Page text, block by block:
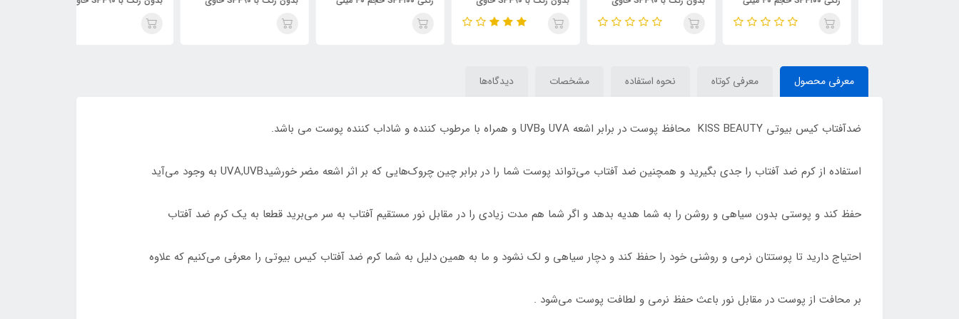
24kgold حجم 75 میلی لیتر /
هیالورونیک حجم 75 میلی لیتر
لیتر / BIODERMA
معرفی محصول معرفی کوتاه نحوه استفاده مشخصات دیدگاه‌ها
ضدآفتاب کیس بیوتی KISS BEAUTY محافظ پوست در برابر اشعه UVA وUVB و همراه با مرطوب کننده و شاداب کننده پوست می باشد.
استفاده از کرم ضد آفتاب را جدی بگیرید و همچنین ضد آفتاب می‌تواند پوست شما را در برابر چین چروک‌هایی که بر اثر اشعه مضر خورشیدUVA,UVB به وجود می‌آید
حفظ کند و پوستی بدون سیاهی و روشن را به شما هدیه بدهد و اگر شما هم مدت زیادی را در مقابل نور مستقیم آفتاب به سر می‌برید قطعا به یک کرم ضد آفتاب
احتیاج دارید تا پوستتان نرمی و روشنی خود را حفظ کند و دچار سیاهی و لک نشود و ما به همین دلیل به شما کرم ضد آفتاب کیس بیوتی را معرفی می‌کنیم که علاوه
بر محافت از پوست در مقابل نور باعث حفظ نرمی و لطافت پوست می‌شود .